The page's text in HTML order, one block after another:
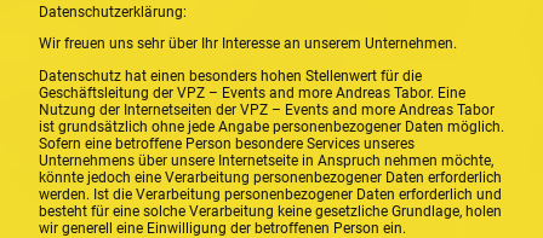
Datenschutzerklärung:
Wir freuen uns sehr über Ihr Interesse an unserem Unternehmen.
Datenschutz hat einen besonders hohen Stellenwert für die
Geschäftsleitung der VPZ – Events and more Andreas Tabor. Eine
Nutzung der Internetseiten der VPZ – Events and more Andreas Tabor
ist grundsätzlich ohne jede Angabe personenbezogener Daten möglich.
Sofern eine betroffene Person besondere Services unseres
Unternehmens über unsere Internetseite in Anspruch nehmen möchte,
könnte jedoch eine Verarbeitung personenbezogener Daten erforderlich
werden. Ist die Verarbeitung personenbezogener Daten erforderlich und
besteht für eine solche Verarbeitung keine gesetzliche Grundlage, holen
wir generell eine Einwilligung der betroffenen Person ein.